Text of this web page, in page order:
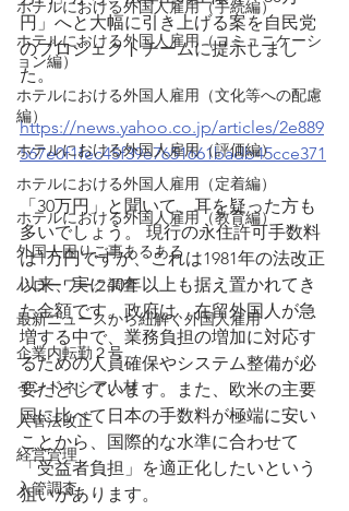
ホテルにおける外国人雇用（手続編）
ホテルにおける外国人雇用（コミュニケーシ
ョン編）
ホテルにおける外国人雇用（文化等への配慮
編）
ホテルにおける外国人雇用（評価編）
ホテルにおける外国人雇用（定着編）
ホテルにおける外国人雇用（教育編）
外国人困りご事あるある
ハローワーク調査
最新ニュースから紐解く外国人雇用
企業内転勤２号
インドネシア人材
入管法改正
経営管理
入管調査
円」へと大幅に引き上げる案を自民党
のプロジェクトチームに提示しまし
た。
https://news.yahoo.co.jp/articles/2e889
567e0f1fec45f39e7651661badb45cce371
「30万円」と聞いて、耳を疑った方も
多いでしょう。 現行の永住許可手数料
は1万円ですが、これは1981年の法改正
以来、実に40年以上も据え置かれてき
た金額です。政府は、在留外国人が急
増する中で、業務負担の増加に対応す
るための人員確保やシステム整備が必
要だとしています。また、欧米の主要
国に比べて日本の手数料が極端に安い
ことから、国際的な水準に合わせて
「受益者負担」を適正化したいという
狙いがあります。